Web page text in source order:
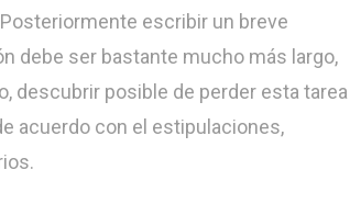
escribir un breve
debe ser bastante mucho más largo,
descubrir posible de perder esta tarea
acuerdo con el estipulaciones,